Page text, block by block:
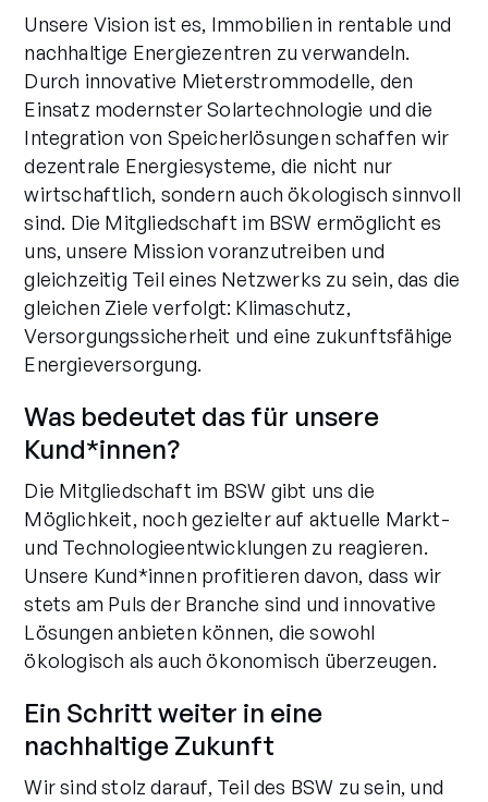
Unsere Vision ist es, Immobilien in rentable und
nachhaltige Energiezentren zu verwandeln.
Durch innovative Mieterstrommodelle, den
Einsatz modernster Solartechnologie und die
Integration von Speicherlösungen schaffen wir
dezentrale Energiesysteme, die nicht nur
wirtschaftlich, sondern auch ökologisch sinnvoll
sind. Die Mitgliedschaft im BSW ermöglicht es
uns, unsere Mission voranzutreiben und
gleichzeitig Teil eines Netzwerks zu sein, das die
gleichen Ziele verfolgt: Klimaschutz,
Versorgungssicherheit und eine zukunftsfähige
Energieversorgung.
Was bedeutet das für unsere
Kund*innen?
Die Mitgliedschaft im BSW gibt uns die
Möglichkeit, noch gezielter auf aktuelle Markt-
und Technologieentwicklungen zu reagieren.
Unsere Kund*innen profitieren davon, dass wir
stets am Puls der Branche sind und innovative
Lösungen anbieten können, die sowohl
ökologisch als auch ökonomisch überzeugen.
Ein Schritt weiter in eine
nachhaltige Zukunft
Wir sind stolz darauf, Teil des BSW zu sein, und